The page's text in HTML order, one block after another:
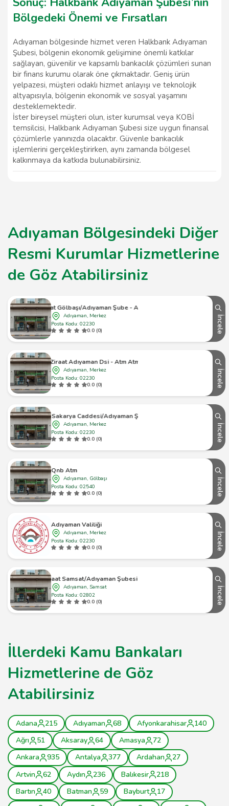
Bölgedeki Önemi ve Fırsatları
Adıyaman bölgesinde hizmet veren Halkbank Adıyaman
Şubesi, bölgenin ekonomik gelişimine önemli katkılar
sağlayan, güvenilir ve kapsamlı bankacılık çözümleri sunan
bir finans kurumu olarak öne çıkmaktadır. Geniş ürün
yelpazesi, müşteri odaklı hizmet anlayışı ve teknolojik
altyapısıyla, bölgenin ekonomik ve sosyal yaşamını
desteklemektedir.
İster bireysel müşteri olun, ister kurumsal veya KOBİ
temsilcisi, Halkbank Adıyaman Şubesi size uygun finansal
çözümlerle yanınızda olacaktır. Güvenle bankacılık
işlemlerini gerçekleştirirken, aynı zamanda bölgesel
kalkınmaya da katkıda bulunabilirsiniz.
Adıyaman Bölgesindeki Diğer
Resmi Kurumlar Hizmetlerine
de Göz Atabilirsiniz
Ziraat Gölbaşı/Adıyaman Şube - Atm Atm
Adıyaman, Merkez
Posta Kodu: 02230
0.0 (0)
İncele
Ziraat Adıyaman Dsi - Atm Atm
Adıyaman, Merkez
Posta Kodu: 02230
0.0 (0)
İncele
Ziraat Sakarya Caddesi/Adıyaman Şubesi Atm
Adıyaman, Merkez
Posta Kodu: 02230
0.0 (0)
İncele
Qnb Atm
Adıyaman, Gölbaşı
Posta Kodu: 02540
0.0 (0)
İncele
Adıyaman Valiliği
Adıyaman, Merkez
Posta Kodu: 02230
0.0 (0)
İncele
Ziraat Samsat/Adıyaman Şubesi Atm
Adıyaman, Samsat
Posta Kodu: 02802
0.0 (0)
İncele
İllerdeki Kamu Bankaları
Hizmetlerine de Göz
Atabilirsiniz
Adana 215 Adıyaman 68 Afyonkarahisar
140
Ağrı
51 Aksaray 64 Amasya
72
Ankara
935 Antalya 377 Ardahan
27
Artvin
62 Aydın 236 Balıkesir
218
Bartın
40 Batman 59 Bayburt
17